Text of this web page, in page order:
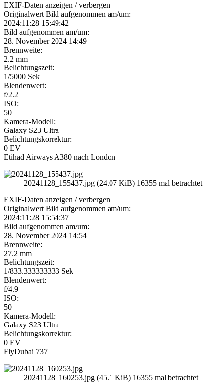
EXIF-Daten anzeigen / verbergen
Originalwert Bild aufgenommen am/um:
2024:11:28 15:49:42
Bild aufgenommen am/um:
28. November 2024 14:49
Brennweite:
2.2 mm
Belichtungszeit:
1/5000 Sek
Blendenwert:
f/2.2
ISO:
50
Kamera-Modell:
Galaxy S23 Ultra
Belichtungskorrektur:
0 EV
Etihad Airways A380 nach London
20241128_155437.jpg (24.07 KiB) 16355 mal betrachtet
EXIF-Daten anzeigen / verbergen
Originalwert Bild aufgenommen am/um:
2024:11:28 15:54:37
Bild aufgenommen am/um:
28. November 2024 14:54
Brennweite:
27.2 mm
Belichtungszeit:
1/833.333333333 Sek
Blendenwert:
f/4.9
ISO:
50
Kamera-Modell:
Galaxy S23 Ultra
Belichtungskorrektur:
0 EV
FlyDubai 737
20241128_160253.jpg (45.1 KiB) 16355 mal betrachtet